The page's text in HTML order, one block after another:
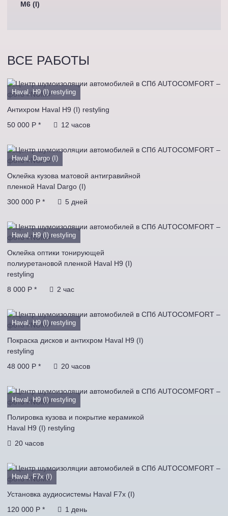
M6 (I)
ВСЕ РАБОТЫ
Haval, H9 (I) restyling
Антихром Haval H9 (I) restyling
50 000 P *
12 часов
Haval, Dargo (I)
Оклейка кузова матовой антигравийной
пленкой Haval Dargo (I)
300 000 P *
5 дней
Haval, H9 (I) restyling
Оклейка оптики тонирующей
полиуретановой пленкой Haval H9 (I)
restyling
8 000 P *
2 час
Haval, H9 (I) restyling
Покраска дисков и антихром Haval H9 (I)
restyling
48 000 P *
20 часов
Haval, H9 (I) restyling
Полировка кузова и покрытие керамикой
Haval H9 (I) restyling
20 часов
Haval, F7x (I)
Установка аудиосистемы Haval F7x (I)
120 000 P *
1 день